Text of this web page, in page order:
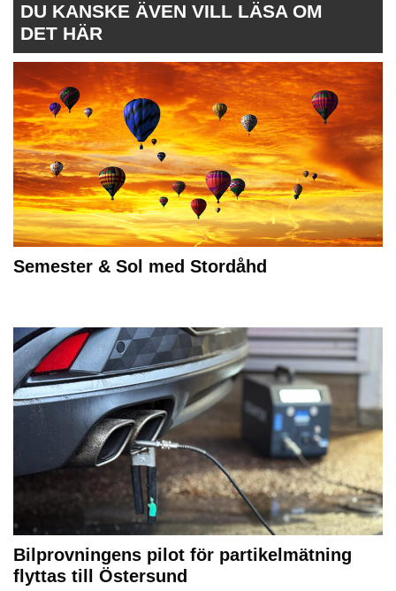
DU KANSKE ÄVEN VILL LÄSA OM
DET HÄR
Semester & Sol med Stordåhd
Bilprovningens pilot för partikelmätning
flyttas till Östersund